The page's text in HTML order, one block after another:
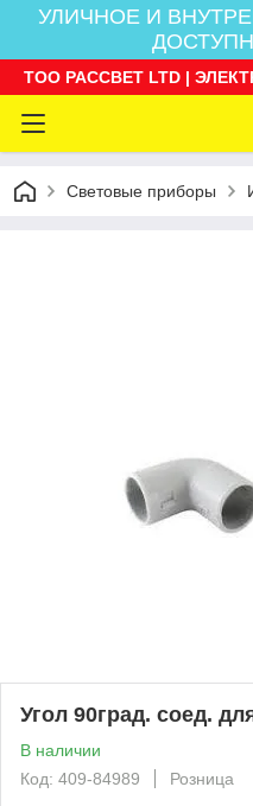
УЛИЧНОЕ И
ТОО РАССВЕТ LTD |
Световые приборы
Угол 90град. соед.
В наличии
Код: 409-84989
Розница